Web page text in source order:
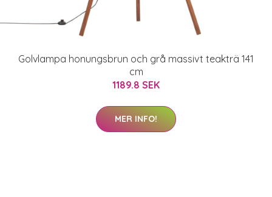
Golvlampa honungsbrun och grå massivt teakträ 141
cm
1189.8 SEK
MER INFO!